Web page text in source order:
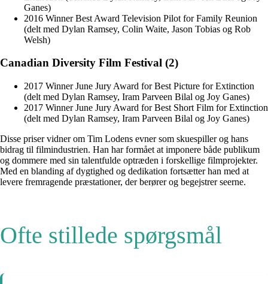
Ganes)
2016 Winner Best Award Television Pilot for Family Reunion
(delt med Dylan Ramsey, Colin Waite, Jason Tobias og Rob
Welsh)
Canadian Diversity Film Festival (2)
2017 Winner June Jury Award for Best Picture for Extinction
(delt med Dylan Ramsey, Iram Parveen Bilal og Joy Ganes)
2017 Winner June Jury Award for Best Short Film for Extinction
(delt med Dylan Ramsey, Iram Parveen Bilal og Joy Ganes)
Disse priser vidner om Tim Lodens evner som skuespiller og hans
bidrag til filmindustrien. Han har formået at imponere både publikum
og dommere med sin talentfulde optræden i forskellige filmprojekter.
Med en blanding af dygtighed og dedikation fortsætter han med at
levere fremragende præstationer, der berører og begejstrer seerne.
Ofte stillede spørgsmål